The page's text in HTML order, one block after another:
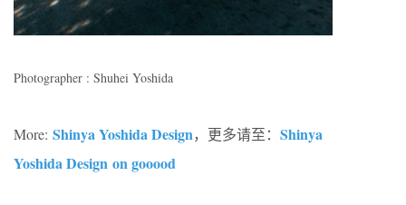
Photographer : Shuhei Yoshida
More: Shinya Yoshida Design，更多请至： Shinya
Yoshida Design on gooood